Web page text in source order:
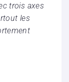
trois axes
les